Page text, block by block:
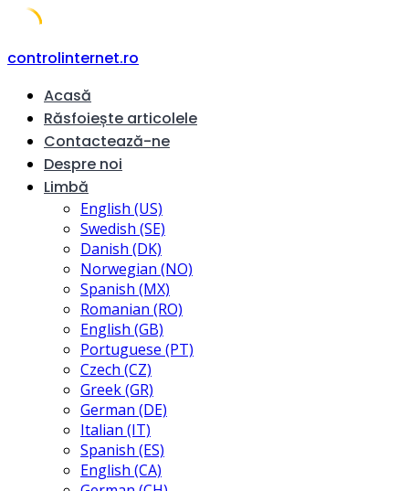
Skip
content
controlinternet.ro
Acasă
Răsfoiește articolele
Contactează-ne
Despre noi
Limbă
English (US)
Swedish (SE)
Danish (DK)
Norwegian (NO)
Spanish (MX)
Romanian (RO)
English (GB)
Portuguese (PT)
Czech (CZ)
Greek (GR)
German (DE)
Italian (IT)
Spanish (ES)
English (CA)